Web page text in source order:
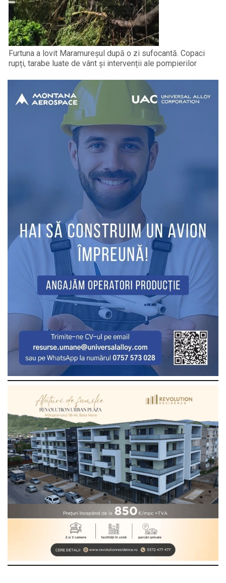
Furtuna a lovit Maramureșul după o zi sufocantă. Copaci
rupți, tarabe luate de vânt și intervenții ale pompierilor